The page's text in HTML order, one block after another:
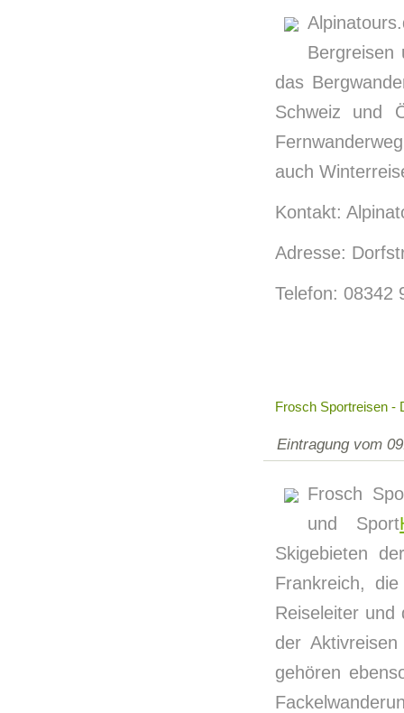
Bergreisen
das
Schweiz und
auch
Kontakt:
Adresse:
Telefon: 08342
Frosch Sportreisen -
Eintragung vom
Frosch
und Sport
Skigebieten
Frankreich,
Reiseleiter und
der
gehören